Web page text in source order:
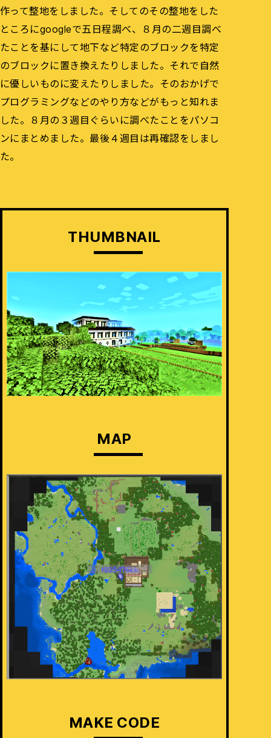
作って整地をしました。そしてのその整地をした
ところにgoogleで五日程調べ、８月の二週目調べ
たことを基にして地下など特定のブロックを特定
のブロックに置き換えたりしました。それで自然
に優しいものに変えたりしました。そのおかげで
プログラミングなどのやり方などがもっと知れま
した。８月の３週目ぐらいに調べたことをパソコ
ンにまとめました。最後４週目は再確認をしまし
た。
THUMBNAIL
MAP
MAKE CODE